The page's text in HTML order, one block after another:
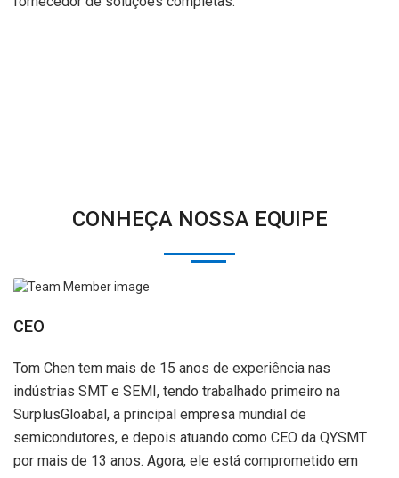
CONHEÇA NOSSA EQUIPE
CEO
Tom Chen tem mais de 15 anos de experiência nas
indústrias SMT e SEMI, tendo trabalhado primeiro na
SurplusGloabal, a principal empresa mundial de
semicondutores, e depois atuando como CEO da QYSMT
por mais de 13 anos. Agora, ele está comprometido em